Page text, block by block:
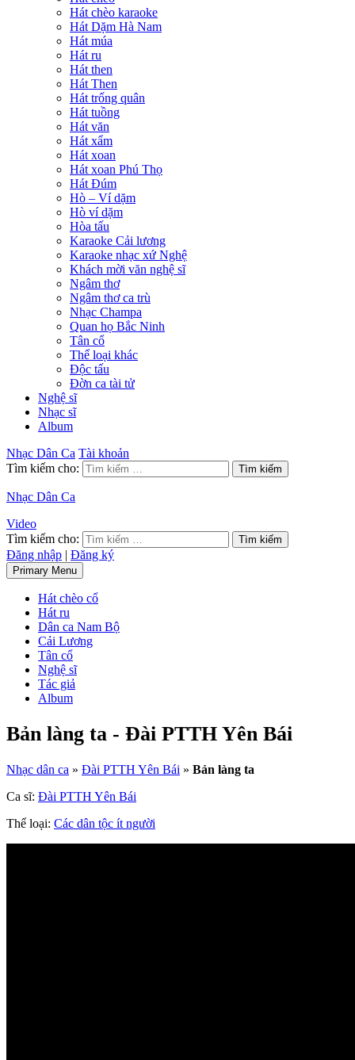
Hát chèo karaoke
Hát Dặm Hà Nam
Hát múa
Hát ru
Hát then
Hát Then
Hát trống quân
Hát tuồng
Hát văn
Hát xẩm
Hát xoan
Hát xoan Phú Thọ
Hát Đúm
Hò – Ví dặm
Hò ví dặm
Hòa tấu
Karaoke Cải lương
Karaoke nhạc xứ Nghệ
Khách mời văn nghệ sĩ
Ngâm thơ
Ngâm thơ ca trù
Nhạc Champa
Quan họ Bắc Ninh
Tân cổ
Thể loại khác
Độc tấu
Đờn ca tài tử
Nghệ sĩ
Nhạc sĩ
Album
Nhạc Dân Ca Tài khoản
Tìm kiếm cho:
Nhạc Dân Ca
Video
Tìm kiếm cho:
Đăng nhập | Đăng ký
Primary Menu
Hát chèo cổ
Hát ru
Dân ca Nam Bộ
Cải Lương
Tân cổ
Nghệ sĩ
Tác giả
Album
Bản làng ta - Đài PTTH Yên Bái
Nhạc dân ca » Đài PTTH Yên Bái » Bản làng ta
Ca sĩ: Đài PTTH Yên Bái
Thể loại: Các dân tộc ít người